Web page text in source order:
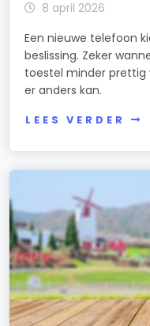
8 april 2026
Een nieuwe telefoon
beslissing. Zeker
toestel minder prettig
er anders kan.
LEES VERDER